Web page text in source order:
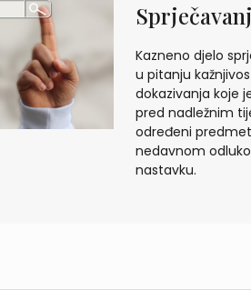
Kazneno djelo
u pitanju
dokazivanja koje
pred nadležnim
određeni
nedavnom
nastavku.